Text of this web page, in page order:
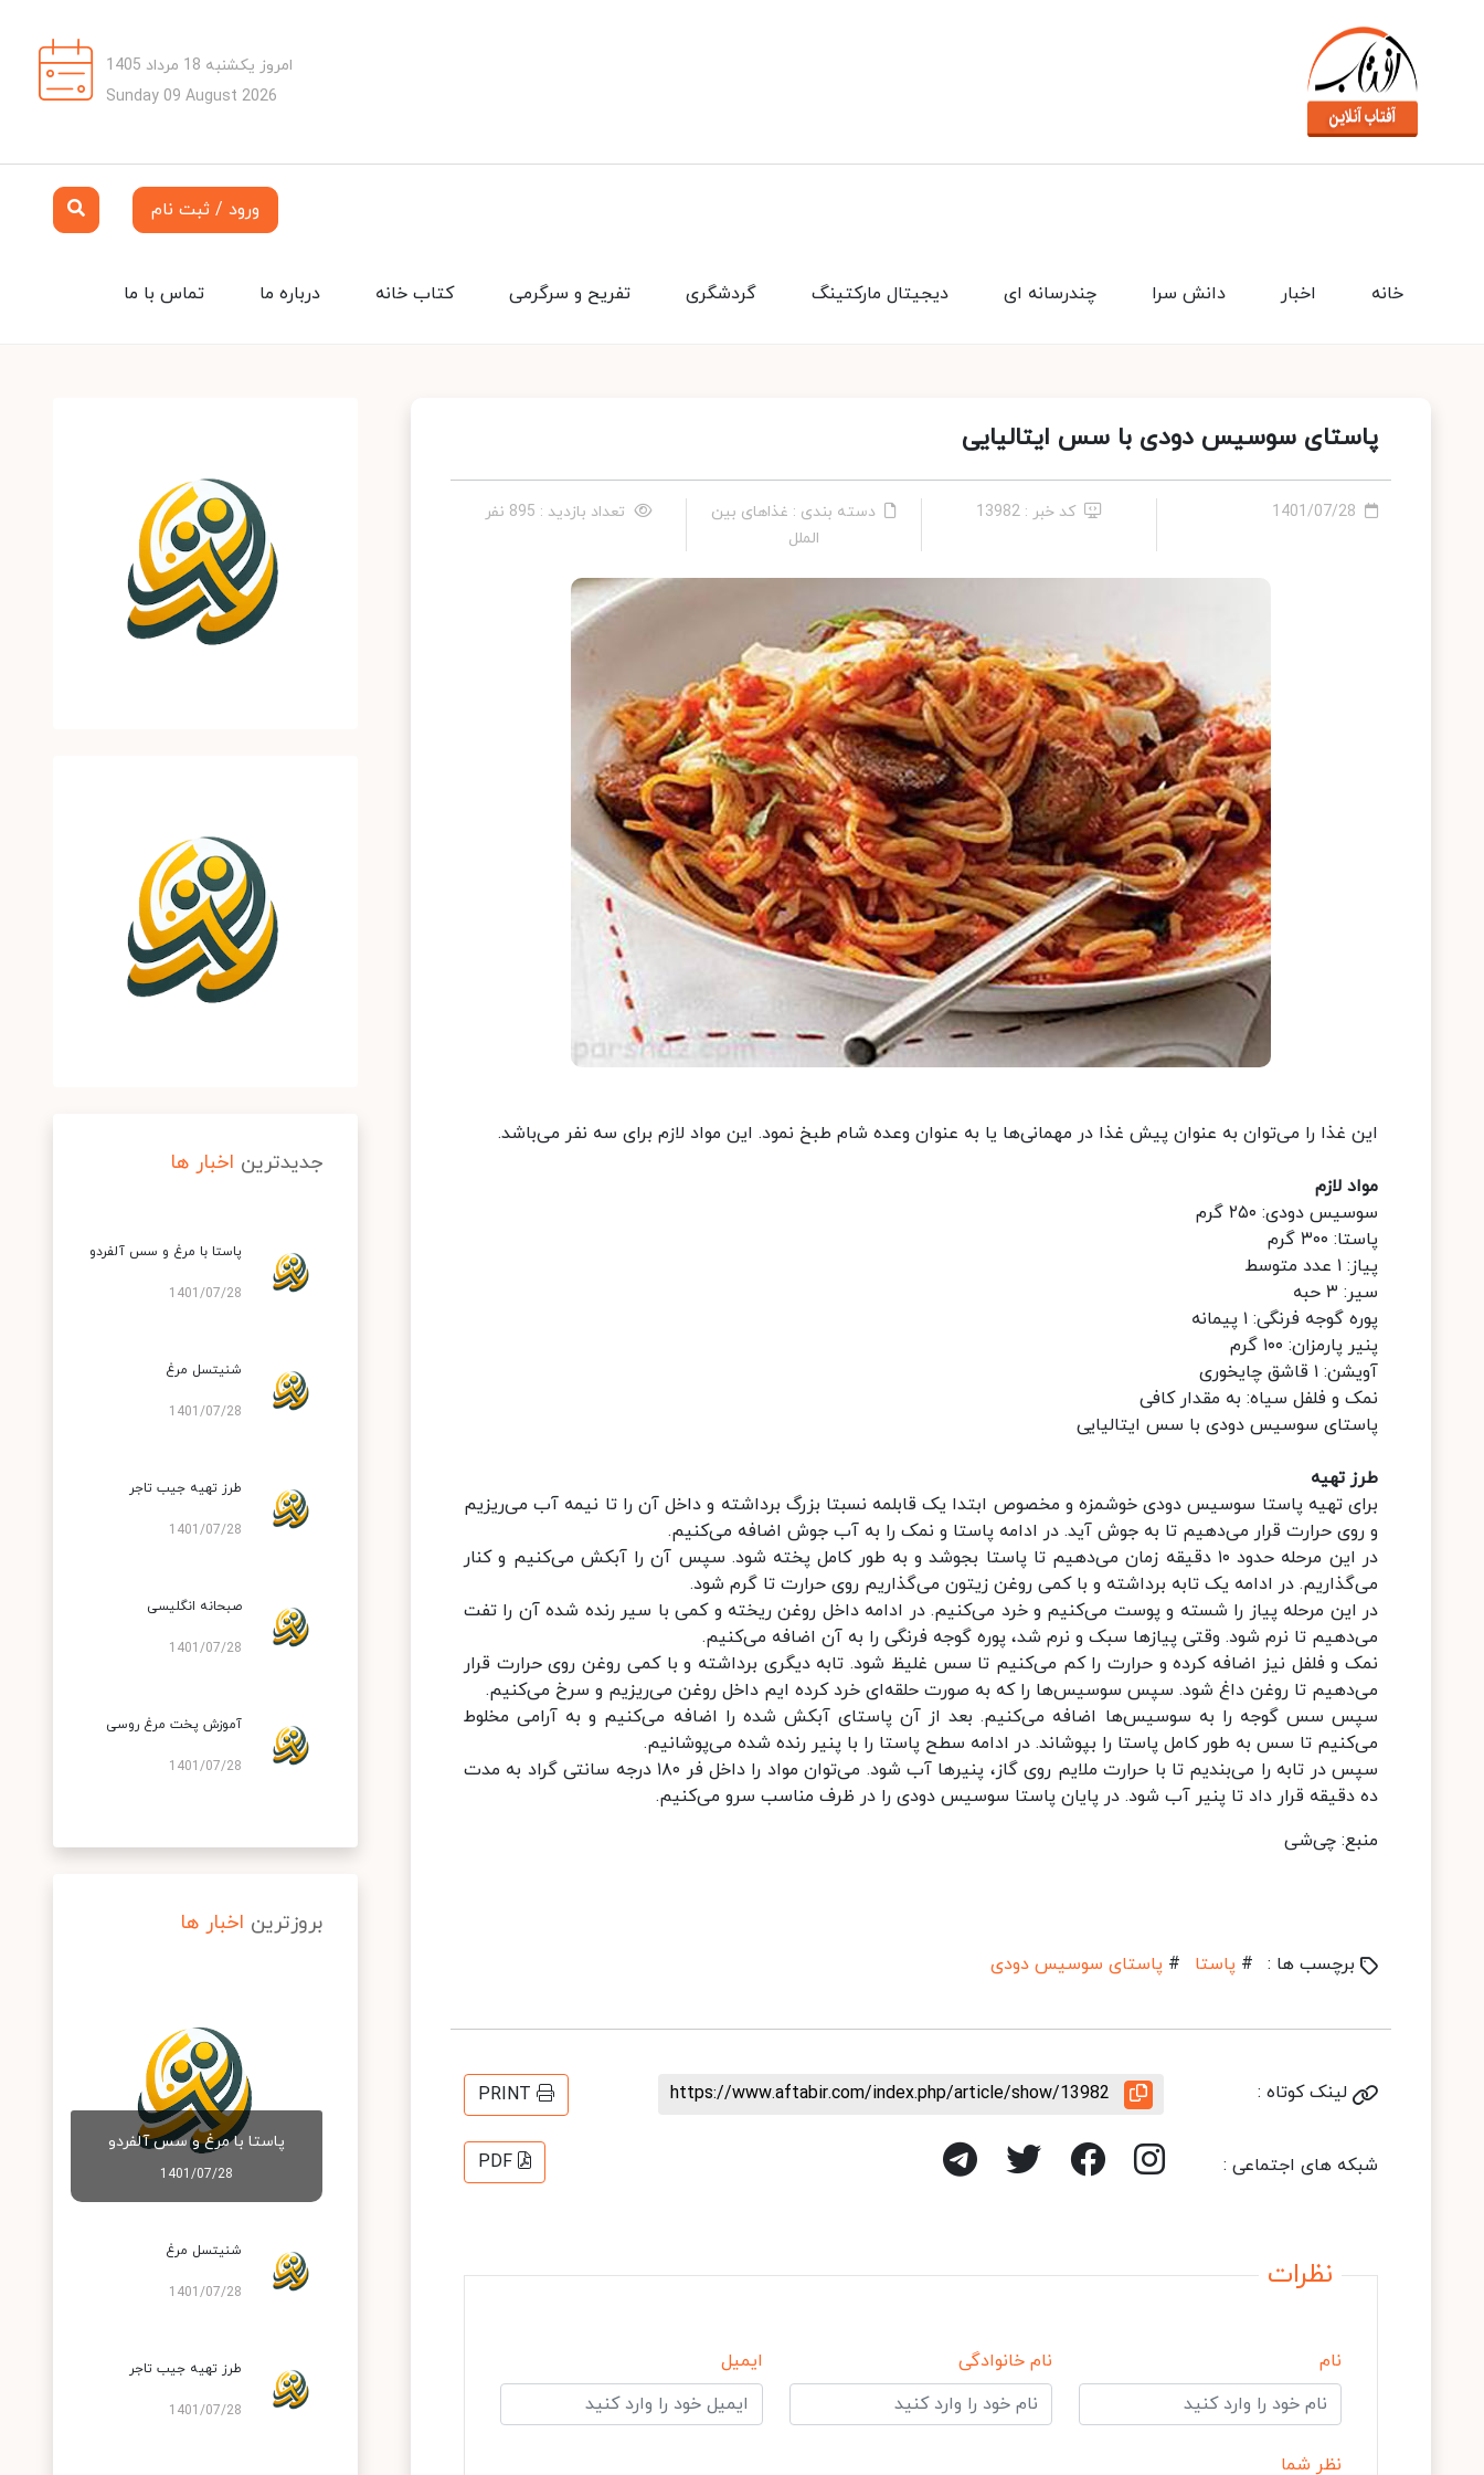
امروز یکشنبه 18 مرداد 1405
Sunday 09 August 2026
ورود / ثبت نام
تماس با ما درباره ما کتاب خانه تفریح و سرگرمی گردشگری دیجیتال مارکتینگ چندرسانه ای دانش سرا اخبار خانه
پاستای سوسیس دودی با سس ایتالیایی
1401/07/28 کد خبر : 13982
دسته بندی : غذاهای بین
الملل
تعداد بازدید : 895 نفر
این غذا را می‌توان به عنوان پیش غذا در مهمانی‌ها یا به عنوان وعده شام طبخ نمود. این مواد لازم برای سه نفر می‌باشد.
مواد لازم
سوسیس دودی: ۲۵۰ گرم
پاستا: ۳۰۰ گرم
پیاز: ۱ عدد متوسط
سیر: ۳ حبه
پوره گوجه فرنگی: ۱ پیمانه
پنیر پارمزان: ۱۰۰ گرم
آویشن: ۱ قاشق چایخوری
نمک و فلفل سیاه: به مقدار کافی
پاستای سوسیس دودی با سس ایتالیایی
طرز تهیه
برای تهیه پاستا سوسیس دودی خوشمزه و مخصوص ابتدا یک قابلمه نسبتا بزرگ برداشته و داخل آن را تا نیمه آب می‌ریزیم
و روی حرارت قرار می‌دهیم تا به جوش آید. در ادامه پاستا و نمک را به آب جوش اضافه می‌کنیم.
در این مرحله حدود ۱۰ دقیقه زمان می‌دهیم تا پاستا بجوشد و به طور کامل پخته شود. سپس آن را آبکش می‌کنیم و کنار
می‌گذاریم. در ادامه یک تابه برداشته و با کمی روغن زیتون می‌گذاریم روی حرارت تا گرم شود.
در این مرحله پیاز را شسته و پوست می‌کنیم و خرد می‌کنیم. در ادامه داخل روغن ریخته و کمی با سیر رنده شده آن را تفت
می‌دهیم تا نرم شود. وقتی پیاز‌ها سبک و نرم شد، پوره گوجه فرنگی را به آن اضافه می‌کنیم.
نمک و فلفل نیز اضافه کرده و حرارت را کم می‌کنیم تا سس غلیظ شود. تابه دیگری برداشته و با کمی روغن روی حرارت قرار
می‌دهیم تا روغن داغ شود. سپس سوسیس‌ها را که به صورت حلقه‌ای خرد کرده ایم داخل روغن می‌ریزیم و سرخ می‌کنیم.
سپس سس گوجه را به سوسیس‌ها اضافه می‌کنیم. بعد از آن پاستای آبکش شده را اضافه می‌کنیم و به آرامی مخلوط
می‌کنیم تا سس به طور کامل پاستا را بپوشاند. در ادامه سطح پاستا را با پنیر رنده شده می‌پوشانیم.
سپس در تابه را می‌بندیم تا با حرارت ملایم روی گاز، پنیر‌ها آب شود. می‌توان مواد را داخل فر ۱۸۰ درجه سانتی گراد به مدت
ده دقیقه قرار داد تا پنیر آب شود. در پایان پاستا سوسیس دودی را در ظرف مناسب سرو می‌کنیم.
منبع: چی‌شی
برچسب ها : # پاستا # پاستای سوسیس دودی
لینک کوتاه : https://www.aftabir.com/index.php/article/show/13982
PRINT
شبکه های اجتماعی : PDF
نظرات
نام نام خانوادگی ایمیل
نظر شما
جدیدترین اخبار ها
پاستا با مرغ و سس آلفردو
1401/07/28
شنیتسل مرغ
1401/07/28
طرز تهیه جیب تاجر
1401/07/28
صبحانه انگلیسی
1401/07/28
آموزش پخت مرغ روسی
1401/07/28
بروزترین اخبار ها
پاستا با مرغ و سس آلفردو
1401/07/28
شنیتسل مرغ
1401/07/28
طرز تهیه جیب تاجر
1401/07/28